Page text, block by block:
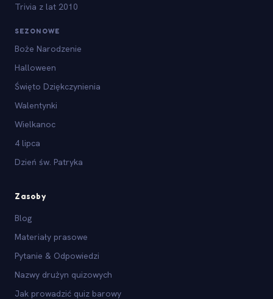
Trivia z lat 2010
SEZONOWE
Boże Narodzenie
Halloween
Święto Dziękczynienia
Walentynki
Wielkanoc
4 lipca
Dzień św. Patryka
Zasoby
Blog
Materiały prasowe
Pytanie & Odpowiedzi
Nazwy drużyn quizowych
Jak prowadzić quiz barowy